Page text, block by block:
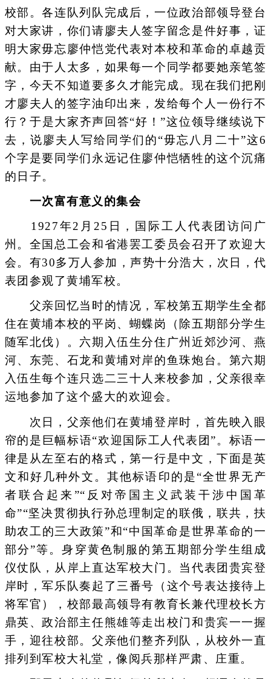
校部。各连队列队完成后，一位政治部领导登台
对大家讲，你们请廖夫人签字留念是件好事，证
明大家毋忘廖仲恺党代表对本校和革命的卓越贡
献。由于人太多，如果每一个同学都要她亲笔签
字，今天不知道要多久才能完成。现在我们把刚
才廖夫人的签字油印出来，发给每个人一份行不
行？于是大家齐声回答“好！”这位领导继续说下
去，说廖夫人写给同学们的“毋忘八月二十”这6
个字是要同学们永远记住廖仲恺牺牲的这个沉痛
的日子。
一次富有意义的集会
1927年2月25日，国际工人代表团访问广
州。全国总工会和省港罢工委员会召开了欢迎大
会。有30多万人参加，声势十分浩大，次日，代
表团参观了黄埔军校。
父亲回忆当时的情况，军校第五期学生全都
住在黄埔本校的平岗、蝴蝶岗（除五期部分学生
随军北伐）。六期入伍生分住广州近郊沙河、燕
河、东莞、石龙和黄埔对岸的鱼珠炮台。第六期
入伍生每个连只选二三十人来校参加，父亲很幸
运地参加了这个盛大的欢迎会。
次日，父亲他们在黄埔登岸时，首先映入眼
帘的是巨幅标语“欢迎国际工人代表团”。标语一
律是从左至右的格式，第一行是中文，下面是英
文和好几种外文。其他标语印的是“全世界无产
者联合起来”“反对帝国主义武装干涉中国革
命”“坚决贯彻执行孙总理制定的联俄，联共，扶
助农工的三大政策”和“中国革命是世界革命的一
部分”等。身穿黄色制服的第五期部分学生组成
仪仗队，从岸上直达军校大门。当代表团贵宾登
岸时，军乐队奏起了三番号（这个号表达接待上
将军官），校部最高领导有教育长兼代理校长方
鼎英、政治部主任熊雄等走出校门和贵宾一一握
手，迎往校部。父亲他们整齐列队，从校外一直
排列到军校大礼堂，像阅兵那样严肃、庄重。